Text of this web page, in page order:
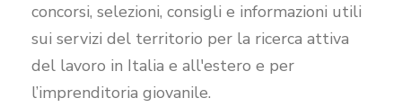
concorsi, selezioni, consigli e informazioni utili
sui servizi del territorio per la ricerca attiva
del lavoro in Italia e all'estero e per
l’imprenditoria giovanile.